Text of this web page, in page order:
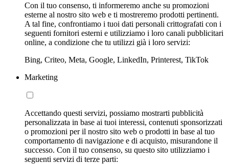
Con il tuo consenso, ti informeremo anche su promozioni
esterne al nostro sito web e ti mostreremo prodotti pertinenti.
A tal fine, confrontiamo i tuoi dati personali crittografati con i
seguenti fornitori esterni e utilizziamo i loro canali pubblicitari
online, a condizione che tu utilizzi già i loro servizi:
Bing, Criteo, Meta, Google, LinkedIn, Printerest, TikTok
Marketing
Accettando questi servizi, possiamo mostrarti pubblicità
personalizzata in base ai tuoi interessi, contenuti sponsorizzati
o promozioni per il nostro sito web o prodotti in base al tuo
comportamento di navigazione e di acquisto, misurandone il
successo. Con il tuo consenso, su questo sito utilizziamo i
seguenti servizi di terze parti: